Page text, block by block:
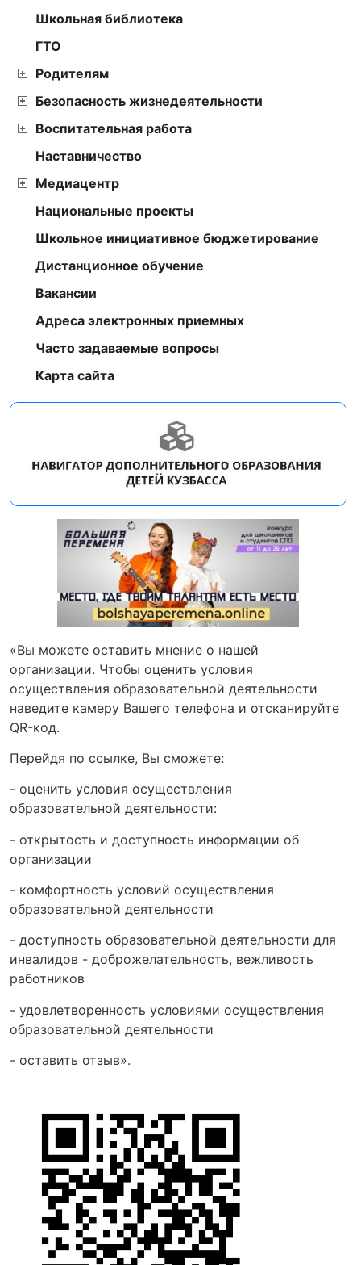
Школьная библиотека
ГТО
Родителям
Безопасность жизнедеятельности
Воспитательная работа
Наставничество
Медиацентр
Национальные проекты
Школьное инициативное бюджетирование
Дистанционное обучение
Вакансии
Адреса электронных приемных
Часто задаваемые вопросы
Карта сайта
«Вы можете оставить мнение о нашей
организации. Чтобы оценить условия
осуществления образовательной деятельности
наведите камеру Вашего телефона и отсканируйте
QR-код.
Перейдя по ссылке, Вы сможете:
- оценить условия осуществления
образовательной деятельности:
- открытость и доступность информации об
организации
- комфортность условий осуществления
образовательной деятельности
- доступность образовательной деятельности для
инвалидов - доброжелательность, вежливость
работников
- удовлетворенность условиями осуществления
образовательной деятельности
- оставить отзыв».